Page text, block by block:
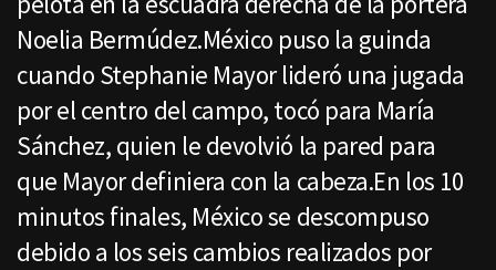
Noelia Bermúdez.México puso la guinda
cuando Stephanie Mayor lideró una jugada
por el centro del campo, tocó para María
Sánchez, quien le devolvió la pared para
que Mayor definiera con la cabeza.En los 10
minutos finales, México se descompuso
debido a los seis cambios realizados por